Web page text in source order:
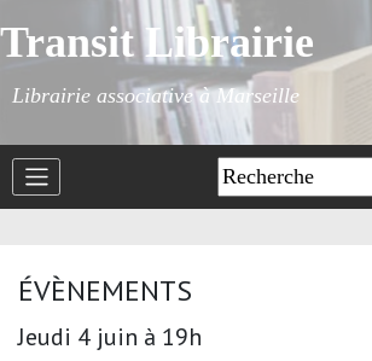
Transit Librairie
Librairie associative à Marseille
ÉVÈNEMENTS
Jeudi 4 juin à 19h